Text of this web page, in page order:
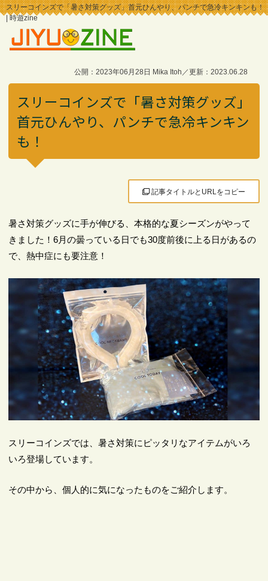
スリーコインズで「暑さ対策グッズ」首元ひんやり、パンチで急冷キンキンも！
| 時遊zine
公開：2023年06月28日 Mika Itoh／更新：2023.06.28
スリーコインズで「暑さ対策グッズ」
首元ひんやり、パンチで急冷キンキン
も！
記事タイトルとURLをコピー
暑さ対策グッズに手が伸びる、本格的な夏シーズンがやって
きました！6月の曇っている日でも30度前後に上る日があるの
で、熱中症にも要注意！
スリーコインズでは、暑さ対策にピッタリなアイテムがいろ
いろ登場しています。
その中から、個人的に気になったものをご紹介します。